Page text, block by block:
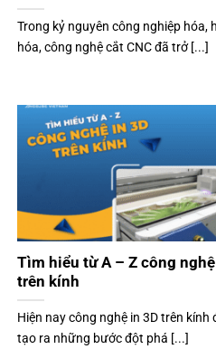
Trong kỷ nguyên công nghiệp hóa,
hóa, công nghệ cắt CNC đã trở [...]
Tìm hiểu từ A – Z công
trên kính
Hiện nay công nghệ in 3D trên kính
tạo ra những bước đột phá [...]